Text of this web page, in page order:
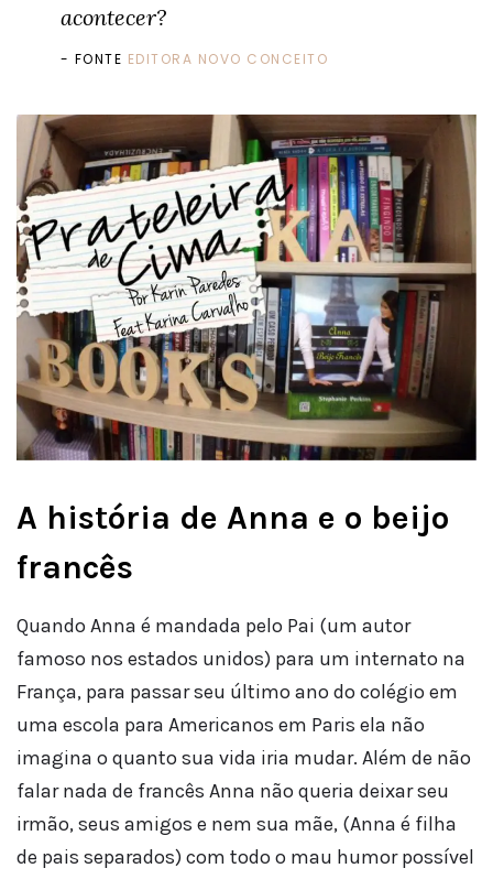
acontecer?
FONTE EDITORA NOVO CONCEITO
A história de Anna e o beijo
francês
Quando Anna é mandada pelo Pai (um autor
famoso nos estados unidos) para um internato na
França, para passar seu último ano do colégio em
uma escola para Americanos em Paris ela não
imagina o quanto sua vida iria mudar. Além de não
falar nada de francês Anna não queria deixar seu
irmão, seus amigos e nem sua mãe, (Anna é filha
de pais separados) com todo o mau humor possível